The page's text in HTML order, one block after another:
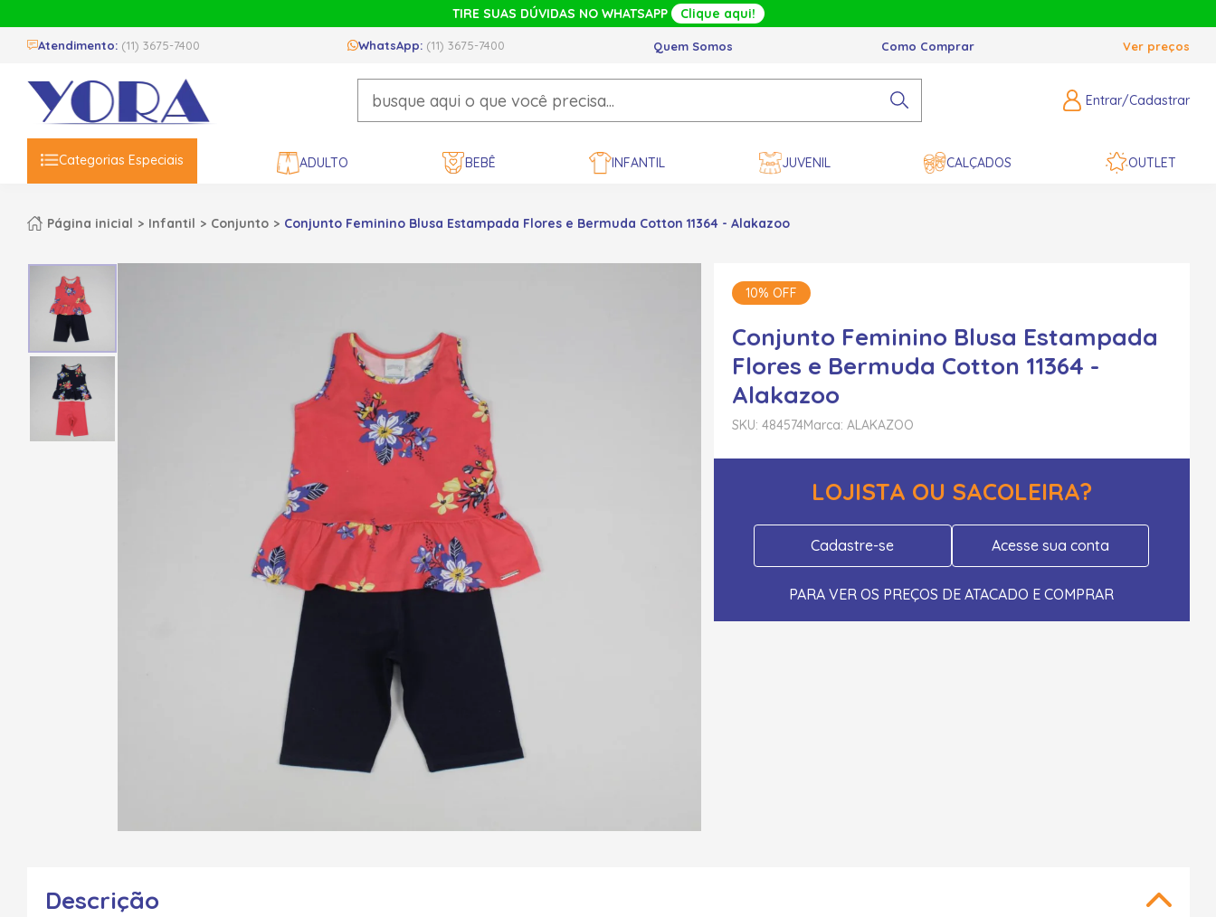
TIRE SUAS DÚVIDAS NO WHATSAPP Clique aqui!
Atendimento: (11) 3675-7400 WhatsApp: (11) 3675-7400 Quem Somos Como Comprar Ver preços
Entrar/Cadastrar
Categorias Especiais ADULTO BEBÊ INFANTIL JUVENIL CALÇADOS OUTLET
Página inicial Infantil Conjunto Conjunto Feminino Blusa Estampada Flores e Bermuda Cotton 11364 - Alakazoo
10% OFF
Conjunto Feminino Blusa Estampada
Flores e Bermuda Cotton 11364 -
Alakazoo
SKU: 484574Marca: ALAKAZOO
LOJISTA OU SACOLEIRA?
Cadastre-se Acesse sua conta
PARA VER OS PREÇOS DE ATACADO E COMPRAR
Descrição